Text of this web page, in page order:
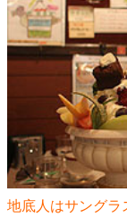
地底人はサングラ